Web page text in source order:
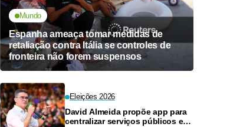
Mundo
Espanha ameaça tomar medidas de
retaliação contra Itália se controles de
fronteira não forem suspensos
Eleições 2026
David Almeida propõe app para
centralizar serviços públicos em